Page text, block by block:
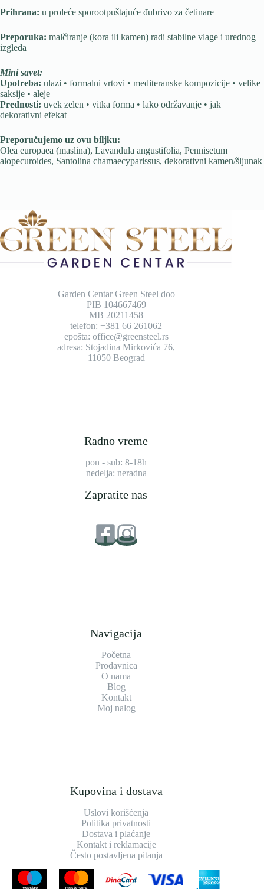
Prihrana: u proleće sporootpuštajuće đubrivo za četinare
Preporuka: malčiranje (kora ili kamen) radi stabilne vlage i urednog
izgleda
Mini savet:
Upotreba: ulazi • formalni vrtovi • mediteranske kompozicije • velike
saksije • aleje
Prednosti: uvek zelen • vitka forma • lako održavanje • jak
dekorativni efekat
Preporučujemo uz ovu biljku:
Olea europaea (maslina), Lavandula angustifolia, Pennisetum
alopecuroides, Santolina chamaecyparissus, dekorativni kamen/šljunak
Garden Centar Green Steel doo
PIB 104667469
MB 20211458
telefon: +381 66 261062
epošta: office@greensteel.rs
adresa: Stojadina Mirkovića 76,
11050 Beograd
Radno vreme
pon - sub: 8-18h
nedelja: neradna
Zapratite nas
Navigacija
Početna
Prodavnica
O nama
Blog
Kontakt
Moj nalog
Kupovina i dostava
Uslovi korišćenja
Politika privatnosti
Dostava i plaćanje
Kontakt i reklamacije
Često postavljena pitanja